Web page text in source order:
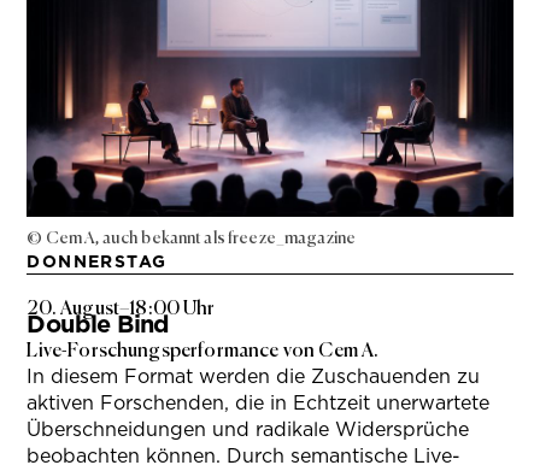
© Cem A, auch bekannt als freeze_magazine
DONNERSTAG
20. August–18:00 Uhr
Double Bind
Live-Forschungsperformance von Cem A.
In diesem Format werden die Zuschauenden zu
aktiven Forschenden, die in Echtzeit unerwartete
Überschneidungen und radikale Widersprüche
beobachten können. Durch semantische Live-